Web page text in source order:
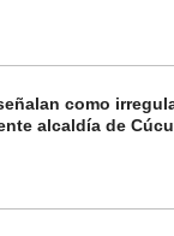
como
alcaldía de